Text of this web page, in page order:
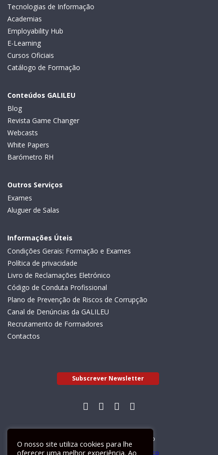
Tecnologias de Informação
Academias
Employability Hub
E-Learning
Cursos Oficiais
Catálogo de Formação
Conteúdos GALILEU
Blog
Revista Game Changer
Webcasts
White Papers
Barómetro RH
Outros Serviços
Exames
Aluguer de Salas
Informações Úteis
Condições Gerais: Formação e Exames
Política de privacidade
Livro de Reclamações Eletrónico
Código de Conduta Profissional
Plano de Prevenção de Riscos de Corrupção
Canal de Denúncias da GALILEU
Recrutamento de Formadores
Contactos
Subscrever Newsletter
Livro de Reclamações Electrónico
O nosso site utiliza cookies para lhe
oferecer uma melhor experiência. Ao